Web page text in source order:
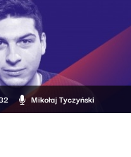
Mikołaj Tyczyński